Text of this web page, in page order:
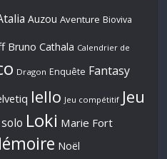
Auzou Aventure Bioviva
Bruno Cathala Calendrier de
Dragon Enquête Fantasy
Iello Jeu compétitif Jeu
Loki Marie Fort
Noël